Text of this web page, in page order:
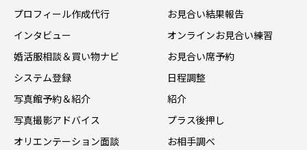
プロフィール作成代行
インタビュー
婚活服相談＆買い物ナビ
システム登録
写真館予約＆紹介
写真撮影アドバイス
オリエンテーション面談
お見合い結果報告
オンラインお見合い練習
お見合い席予約
日程調整
紹介
プラス後押し
お相手調べ